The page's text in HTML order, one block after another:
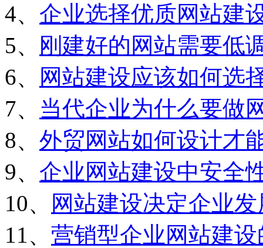
4、 企业选择优质网站建
5、
刚建好的网站需要低
6、
网站建设应该如何选
7、 当代企业为什么要做
8、 外贸网站如何设计才
9、 企业网站建设中安全
10、
网站建设决定企业
11、 营销型企业网站建